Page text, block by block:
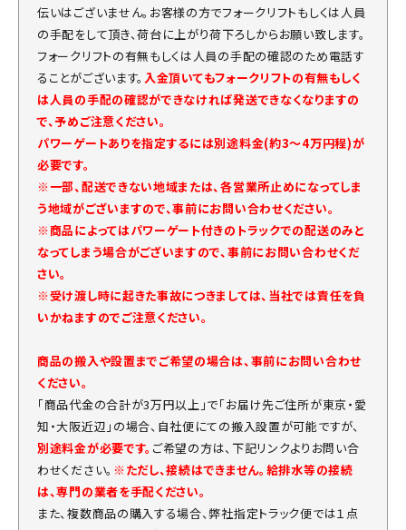
伝いはございません。お客様の方でフォークリフトもしくは人員
の手配をして頂き、荷台に上がり荷下ろしからお願い致します。
フォークリフトの有無もしくは人員の手配の確認のため電話す
ることがございます。 入金頂いてもフォークリフトの有無もしく
は人員の手配の確認ができなければ発送できなくなりますの
で、予めご注意ください。
パワーゲートありを指定するには別途料金(約3～4万円程)が
必要です。
※一部、配送できない地域または、各営業所止めになってしま
う地域がございますので、事前にお問い合わせください。
※商品によってはパワーゲート付きのトラックでの配送のみと
なってしまう場合がございますので、事前にお問い合わせくだ
さい。
※受け渡し時に起きた事故につきましては、当社では責任を負
いかねますのでご注意ください。
商品の搬入や設置までご希望の場合は、事前にお問い合わせ
ください。
「商品代金の合計が3万円以上」で「お届け先ご住所が東京・愛
知・大阪近辺」の場合、自社便にての搬入設置が可能ですが、
別途料金が必要です。 ご希望の方は、下記リンクよりお問い合
わせください。 ※ただし、接続はできません。給排水等の接続
は、専門の業者を手配ください。
また、複数商品の購入する場合、弊社指定トラック便では１点